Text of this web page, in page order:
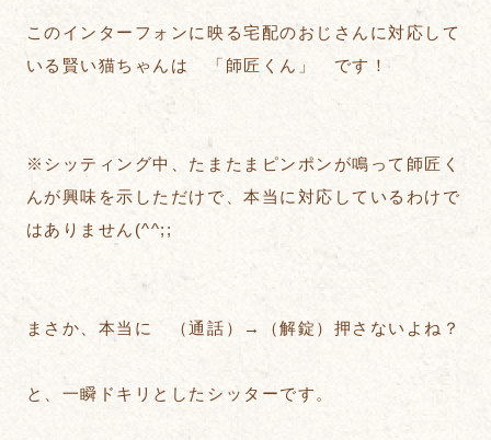
このインターフォンに映る宅配のおじさんに対応して
いる賢い猫ちゃんは 「師匠くん」 です！
※シッティング中、たまたまピンポンが鳴って師匠く
んが興味を示しただけで、本当に対応しているわけで
はありません(^^;;
まさか、本当に （通話）→（解錠）押さないよね？
と、一瞬ドキリとしたシッターです。